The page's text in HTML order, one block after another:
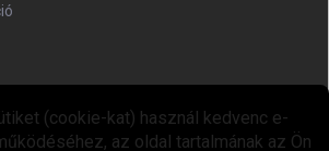
(cookie-kat) használ kedvenc e-
az oldal tartalmának az Ön